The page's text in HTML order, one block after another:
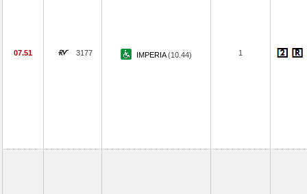
07.51 3177 IMPERIA(10.44) 1